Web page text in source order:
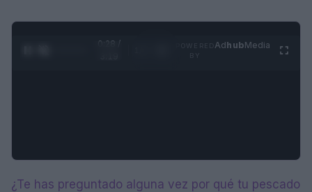
0:28 /
AdhubMedia
¿Te has preguntado alguna vez por qué tu pescado